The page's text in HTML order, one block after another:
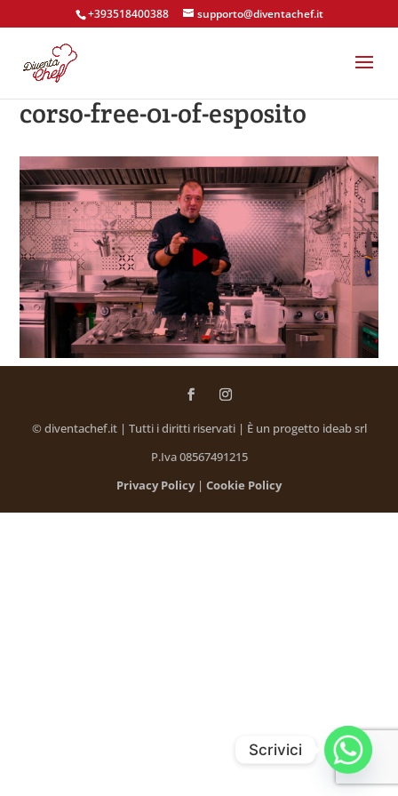
+393518400388 supporto@diventachef.it
corso-free-01-of-esposito
© diventachef.it | Tutti i diritti riservati | È un progetto ideab srl
P.Iva 08567491215
Privacy Policy| Cookie Policy
Scrivici